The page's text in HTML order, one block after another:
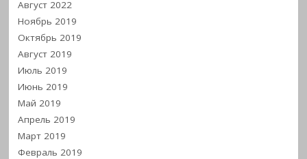
Август 2022
Ноябрь 2019
Октябрь 2019
Август 2019
Июль 2019
Июнь 2019
Май 2019
Апрель 2019
Март 2019
Февраль 2019